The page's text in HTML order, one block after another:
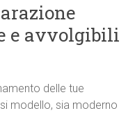
e avvolgibili
delle tue
modello, sia moderno